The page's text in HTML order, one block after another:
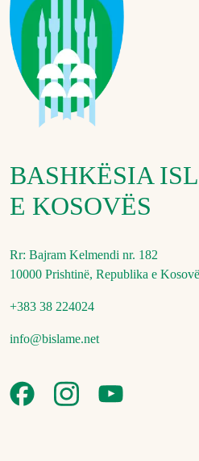
BASHKËSIA
E KOSOVËS
Rr: Bajram Kelmendi nr. 182
10000 Prishtinë, Republika e
+383 38 224024
info@bislame.net